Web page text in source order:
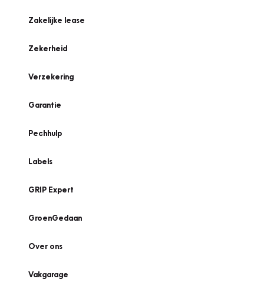
Zakelijke lease
Zekerheid
Verzekering
Garantie
Pechhulp
Labels
GRIP Expert
GroenGedaan
Over ons
Vakgarage